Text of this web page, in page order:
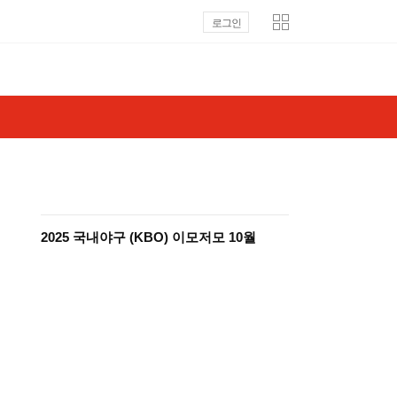
로그인
2025 국내야구 (KBO) 이모저모 10월